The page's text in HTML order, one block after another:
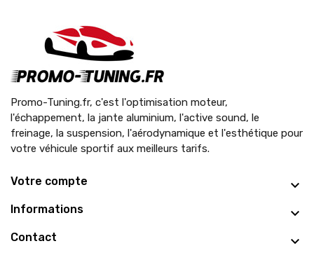
Promo-Tuning.fr, c'est l'optimisation moteur,
l'échappement, la jante aluminium, l'active sound, le
freinage, la suspension, l'aérodynamique et l'esthétique pour
votre véhicule sportif aux meilleurs tarifs.
Votre compte
Informations
Contact